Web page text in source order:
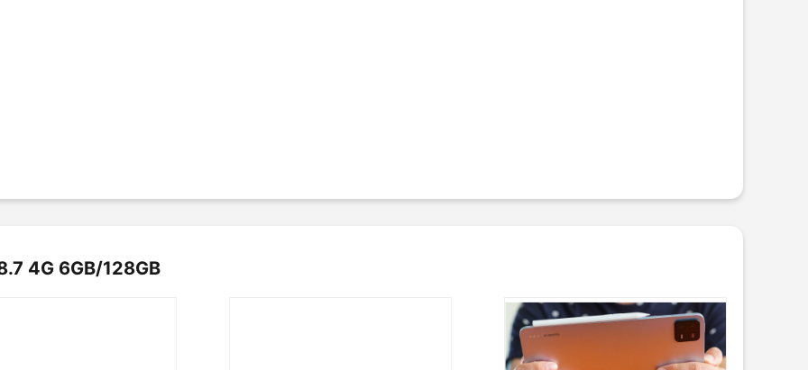
độ 30 khung hình/giây
độ 30 khung hình/giây
4G 6GB/128GB